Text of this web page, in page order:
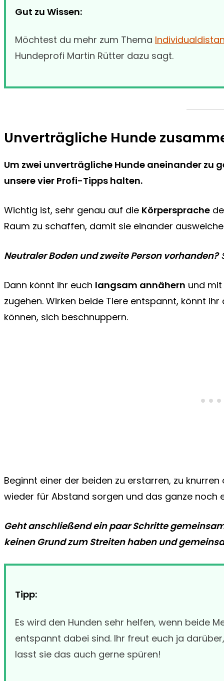
Gut zu Wissen:
Möchtest du mehr zum Thema
Hundeprofi Martin Rütter dazu sagt.
Unverträgliche Hunde
Um zwei unverträgliche Hunde aneinander zu
unsere vier Profi-Tipps halten.
Wichtig ist, sehr genau auf die Körpersprache
Raum zu schaffen, damit sie einander
Neutraler Boden und zweite Person vorhanden?
Dann könnt ihr euch langsam annähern und
zugehen. Wirken beide Tiere entspannt, könnt
können, sich beschnuppern.
Beginnt einer der beiden zu erstarren, zu
wieder für Abstand sorgen und das ganze noch
Geht anschließend ein paar Schritte
keinen Grund zum Streiten haben und
Tipp:
Es wird den Hunden sehr helfen, wenn beide
entspannt dabei sind. Ihr freut euch ja
lasst sie das auch gerne spüren!